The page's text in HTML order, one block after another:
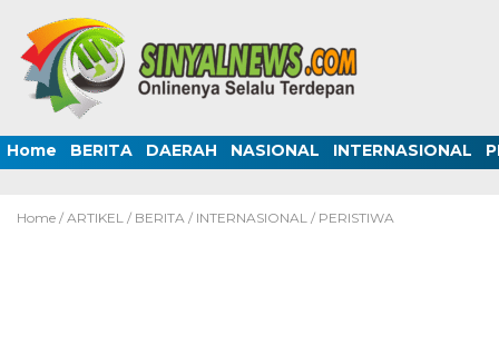
Home BERITA DAERAH NASIONAL INTERNASIONAL
Home / ARTIKEL / BERITA / INTERNASIONAL / PERISTIWA